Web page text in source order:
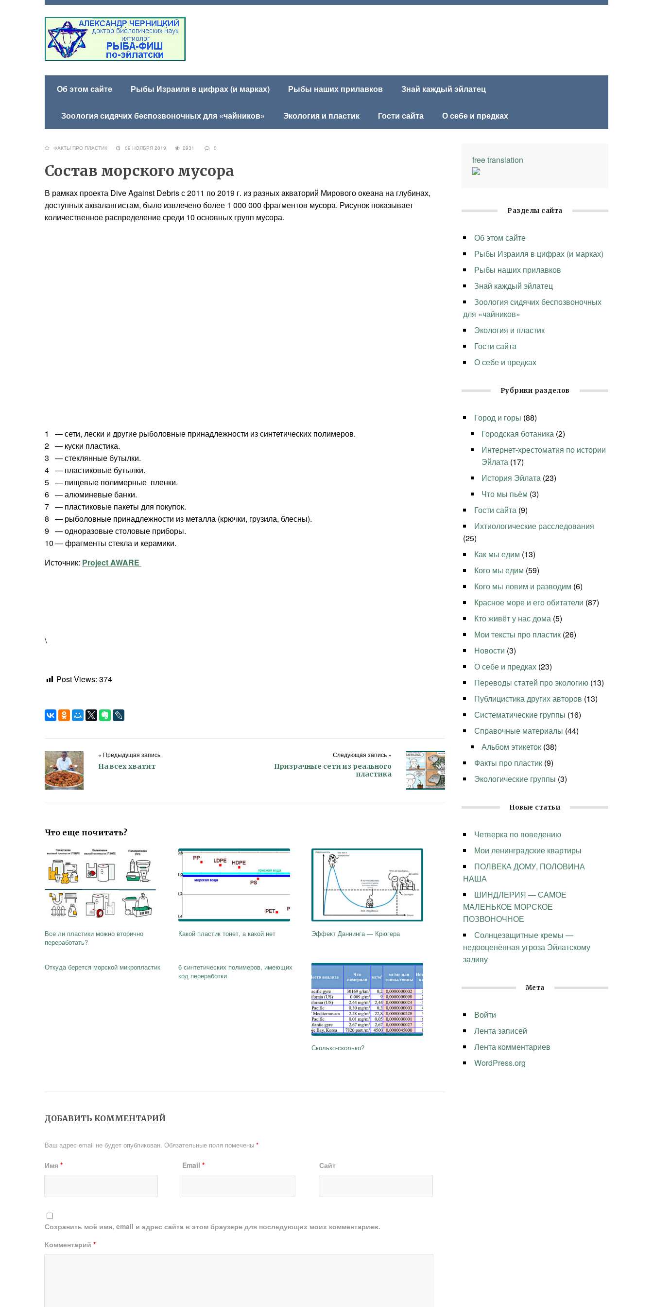
Об этом сайте Рыбы Израиля в цифрах (и марках) Рыбы наших прилавков Знай каждый эйлатец
Зоология сидячих беспозвоночных для «чайников» Экология и пластик Гости сайта О себе и предках
ФАКТЫ ПРО ПЛАСТИК 09 НОЯБРЯ 2019 2931 0
Состав морского мусора
В рамках проекта Dive Against Debris с 2011 по 2019 г. из разных акваторий Мирового океана на глубинах,
доступных аквалангистам, было извлечено более 1 000 000 фрагментов мусора. Рисунок показывает
количественное распределение среди 10 основных групп мусора.
1 — сети, лески и другие рыболовные принадлежности из синтетических полимеров.
2 — куски пластика.
3 — стеклянные бутылки.
4 — пластиковые бутылки.
5 — пищевые полимерные пленки.
6 — алюминевые банки.
7 — пластиковые пакеты для покупок.
8 — рыболовные принадлежности из металла (крючки, грузила, блесны).
9 — одноразовые столовые приборы.
10 — фрагменты стекла и керамики.
Источник: Project AWARE
\
Post Views: 374
« Предыдущая запись
На всех хватит
Следующая запись »
Призрачные сети из реального
пластика
Что еще почитать?
Все ли пластики можно вторично
переработать?
Какой пластик тонет, а какой нет Эффект Даннинга — Крюгера
Откуда берется морской микропластик
6 синтетических полимеров, имеющих
код переработки
Сколько-сколько?
ДОБАВИТЬ КОММЕНТАРИЙ
Ваш адрес email не будет опубликован. Обязательные поля помечены *
Имя * Email * Сайт
Сохранить моё имя, email и адрес сайта в этом браузере для последующих моих комментариев.
Комментарий *
free translation
Разделы сайта
Об этом сайте
Рыбы Израиля в цифрах (и марках)
Рыбы наших прилавков
Знай каждый эйлатец
Зоология сидячих беспозвоночных
для «чайников»
Экология и пластик
Гости сайта
О себе и предках
Рубрики разделов
Город и горы (88)
Городская ботаника (2)
Интернет-хрестоматия по истории
Эйлата (17)
История Эйлата (23)
Что мы пьём (3)
Гости сайта (9)
Ихтиологические расследования
(25)
Как мы едим (13)
Кого мы едим (59)
Кого мы ловим и разводим (6)
Красное море и его обитатели (87)
Кто живёт у нас дома (5)
Мои тексты про пластик (26)
Новости (3)
О себе и предках (23)
Переводы статей про экологию (13)
Публицистика других авторов (13)
Систематические группы (16)
Справочные материалы (44)
Альбом этикеток (38)
Факты про пластик (9)
Экологические группы (3)
Новые статьи
Четверка по поведению
Мои ленинградские квартиры
ПОЛВЕКА ДОМУ, ПОЛОВИНА
НАША
ШИНДЛЕРИЯ — САМОЕ
МАЛЕНЬКОЕ МОРСКОЕ
ПОЗВОНОЧНОЕ
Солнцезащитные кремы —
недооценённая угроза Эйлатскому
заливу
Мета
Войти
Лента записей
Лента комментариев
WordPress.org